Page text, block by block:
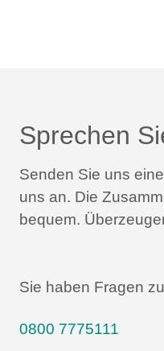
Sprechen
Senden Sie uns
uns an. Die
bequem.
Sie haben Fragen
0800 7775111